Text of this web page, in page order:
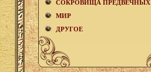
СОКРОВИЩА ПРЕДВЕЧНЫХ
МИР
ДРУГОЕ